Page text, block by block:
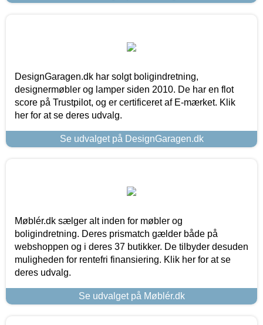
DesignGaragen.dk har solgt boligindretning,
designermøbler og lamper siden 2010. De har en flot
score på Trustpilot, og er certificeret af E-mærket. Klik
her for at se deres udvalg.
Se udvalget på DesignGaragen.dk
Møblér.dk sælger alt inden for møbler og
boligindretning. Deres prismatch gælder både på
webshoppen og i deres 37 butikker. De tilbyder desuden
muligheden for rentefri finansiering. Klik her for at se
deres udvalg.
Se udvalget på Møblér.dk